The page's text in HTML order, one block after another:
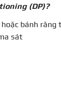
(DP)?
bánh răng
sát